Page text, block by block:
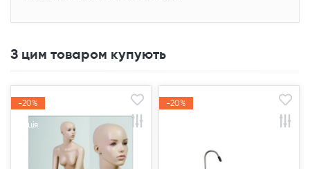
З цим товаром купують
-20%
Акція
-20%
Акція
-20%
-20%